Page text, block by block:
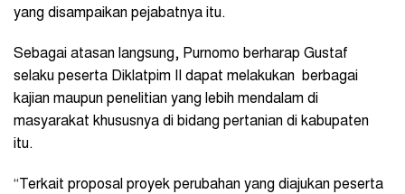
yang disampaikan pejabatnya itu.
Sebagai atasan langsung, Purnomo berharap Gustaf
selaku peserta Diklatpim II dapat melakukan berbagai
kajian maupun penelitian yang lebih mendalam di
masyarakat khususnya di bidang pertanian di kabupaten
itu.
“Terkait proposal proyek perubahan yang diajukan peserta